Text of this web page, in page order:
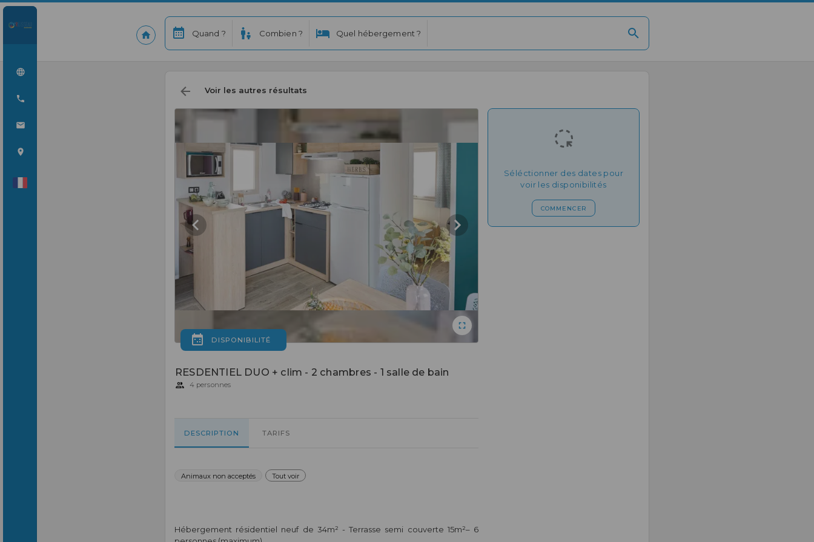
Quand ? Combien ? Quel hébergement ?
Voir les autres résultats
DISPONIBILITÉ
RESDENTIEL DUO + clim - 2 chambres - 1 salle de bain
4 personnes
DESCRIPTION TARIFS
Animaux non acceptés Tout voir
Hébergement résidentiel neuf de 34m² - Terrasse semi couverte 15m²– 6
Séléctionner des dates pour
voir les disponibilités
COMMENCER